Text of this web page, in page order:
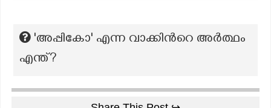
'അപ്പികോ' എന്ന വാക്കിൻറെ അർത്ഥം
എന്ത്?